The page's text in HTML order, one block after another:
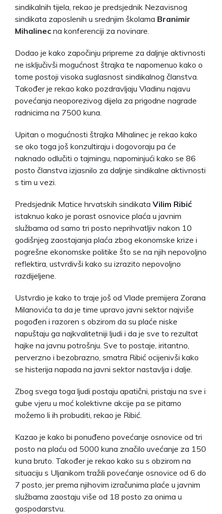
sindikalnih tijela, rekao je predsjednik Nezavisnog
sindikata zaposlenih u srednjim školama Branimir
Mihalinec na konferenciji za novinare.
Dodao je kako započinju pripreme za daljnje aktivnosti
ne isključivši mogućnost štrajka te napomenuo kako o
tome postoji visoka suglasnost sindikalnog članstva.
Također je rekao kako pozdravljaju Vladinu najavu
povećanja neoporezivog dijela za prigodne nagrade
radnicima na 7500 kuna.
Upitan o mogućnosti štrajka Mihalinec je rekao kako
se oko toga još konzultiraju i dogovoraju pa će
naknado odlučiti o tajmingu, napominjući kako se 86
posto članstva izjasnilo za daljnje sindikalne aktivnosti
s tim u vezi.
Predsjednik Matice hrvatskih sindikata Vilim Ribić
istaknuo kako je porast osnovice plaća u javnim
službama od samo tri posto neprihvatljiv nakon 10
godišnjeg zaostajanja plaća zbog ekonomske krize i
pogrešne ekonomske politike što se na njih nepovoljno
reflektira, ustvrdivši kako su izrazito nepovoljno
razdijeljene.
Ustvrdio je kako to traje još od Vlade premijera Zorana
Milanovića ta da je time upravo javni sektor najviše
pogođen i razoren s obzirom da su plaće niske
napuštaju ga najkvalitetniji ljudi i da je sve to rezultat
hajke na javnu potrošnju. Sve to postaje, iritantno,
perverzno i bezobrazno, smatra Ribić ocijenivši kako
se histerija napada na javni sektor nastavlja i dalje.
Zbog svega toga ljudi postaju apatični, pristaju na sve i
gube vjeru u moć kolektivne akcije pa se pitamo
možemo li ih probuditi, rekao je Ribić.
Kazao je kako bi ponuđeno povećanje osnovice od tri
posto na plaću od 5000 kuna značilo uvećanje za 150
kuna bruto. Također je rekao kako su s obzirom na
situaciju s Uljanikom tražili povećanje osnovice od 6 do
7 posto, jer prema njihovim izračunima plaće u javnim
službama zaostaju više od 18 posto za onima u
gospodarstvu.